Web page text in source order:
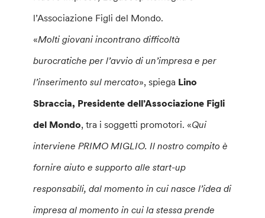
l’Associazione Figli del Mondo.
«Molti giovani incontrano difficoltà
burocratiche per l’avvio di un’impresa e per
l’inserimento sul mercato», spiega Lino
Sbraccia, Presidente dell’Associazione Figli
del Mondo, tra i soggetti promotori. «Qui
interviene PRIMO MIGLIO. Il nostro compito è
fornire aiuto e supporto alle start-up
responsabili, dal momento in cui nasce l’idea di
impresa al momento in cui la stessa prende